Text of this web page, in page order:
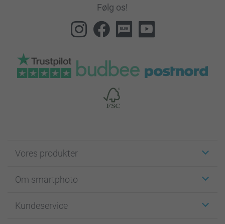
Følg os!
Vores produkter
Fotokort
Fotobøger
Om smartphoto
For affiliate
Kundeservice